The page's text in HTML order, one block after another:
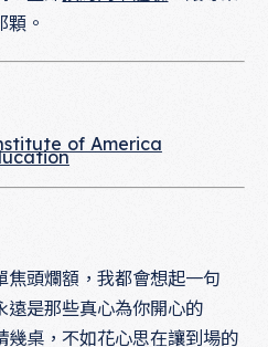
顆。
of America
頭爛額，我都會想起一句
遠是那些真心為你開心的
幾桌，不如花心思在讓到場的